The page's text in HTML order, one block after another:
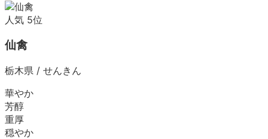
人気 5位
仙禽
栃木県 / せんきん
華やか
芳醇
重厚
穏やか